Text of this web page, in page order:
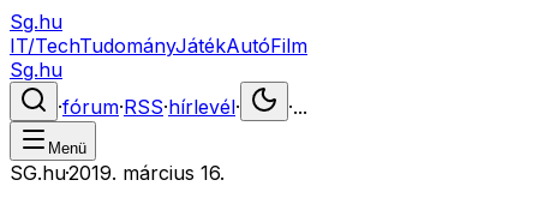
Sg.hu
IT/TechTudományJátékAutóFilm
Sg.hu
·fórum·RSS·hírlevél· ·...
Menü
SG.hu·2019. március 16.